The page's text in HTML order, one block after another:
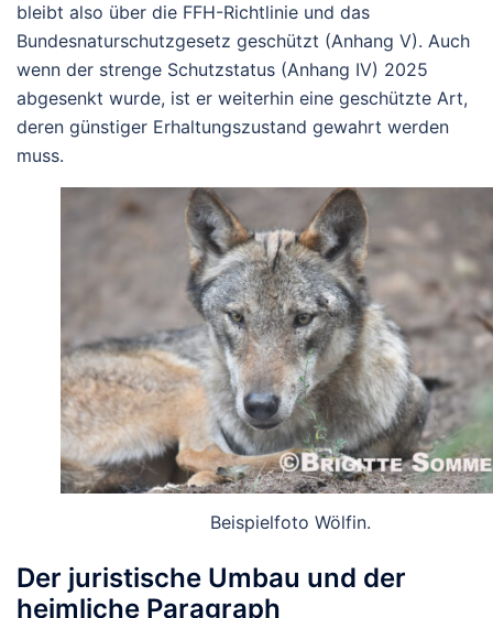
bleibt also über die FFH-Richtlinie und das
Bundesnaturschutzgesetz geschützt (Anhang V). Auch
wenn der strenge Schutzstatus (Anhang IV) 2025
abgesenkt wurde, ist er weiterhin eine geschützte Art,
deren günstiger Erhaltungszustand gewahrt werden
muss.
Beispielfoto Wölfin.
Der juristische Umbau und der
heimliche Paragraph